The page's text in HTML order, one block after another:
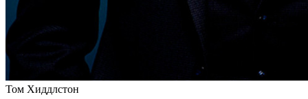
Том Хиддлстон